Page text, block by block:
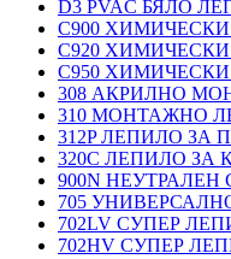
D3 PVAC БЯЛО
C900
C920
C950
308 АКРИЛНО
310 МОНТАЖНО
312P ЛЕПИЛО ЗА
320C ЛЕПИЛО
900N
705
702LV СУПЕР
702HV СУПЕР